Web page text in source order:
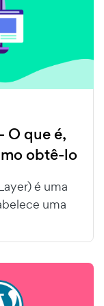
O que é,
obtê-lo
é uma
uma